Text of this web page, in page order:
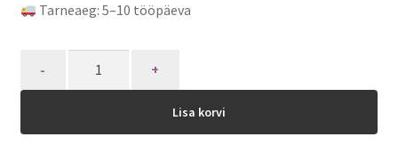
Tarneaeg: 5–10 tööpäeva
Lisa korvi